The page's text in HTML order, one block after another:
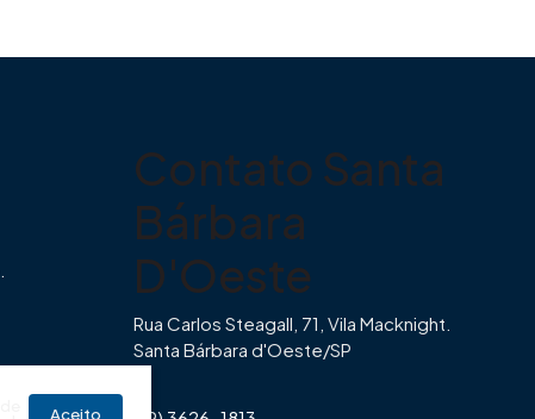
Aceito
Contato Santa
Bárbara
D'Oeste
Rua Carlos Steagall, 71, Vila Macknight.
Santa Bárbara d'Oeste/SP